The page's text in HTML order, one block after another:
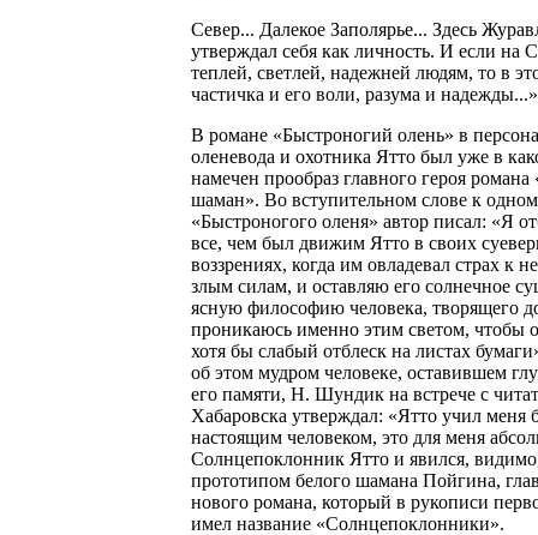
Север... Далекое Заполярье... Здесь
утверждал себя как личность. И если на
теплей, светлей, надежней людям, то в
частичка и его воли, разума и надежды...»
В романе «Быстроногий олень» в
оленевода и охотника Ятто был уже в
намечен прообраз главного героя
шаман». Во вступительном слове к
«Быстроногого оленя» автор писал: «Я
все, чем был движим Ятто в своих
воззрениях, когда им овладевал страх к
злым силам, и оставляю его солнечное
ясную философию человека, творящего
проникаюсь именно этим светом, чтобы
хотя бы слабый отблеск на листах
об этом мудром человеке, оставившем
его памяти, Н. Шундик на встрече с
Хабаровска утверждал: «Ятто учил меня
настоящим человеком, это для меня
Солнцепоклонник Ятто и явился,
прототипом белого шамана Пойгина,
нового романа, который в рукописи
имел название «Солнцепоклонники».